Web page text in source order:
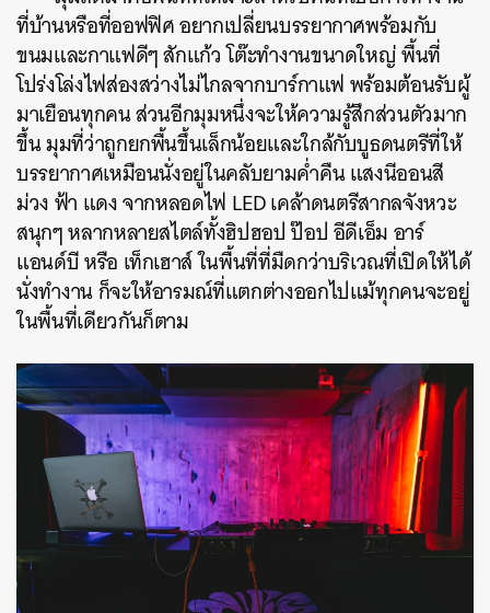
ที่บ้านหรือที่ออฟฟิศ อยากเปลี่ยนบรรยากาศพร้อมกับ
ขนมและกาแฟดีๆ สักแก้ว โต๊ะทำงานขนาดใหญ่ พื้นที่
โปร่งโล่งไฟส่องสว่างไม่ไกลจากบาร์กาแฟ พร้อมต้อนรับผู้
มาเยือนทุกคน ส่วนอีกมุมหนึ่งจะให้ความรู้สึกส่วนตัวมาก
ขึ้น มุมที่ว่าถูกยกพื้นขึ้นเล็กน้อยและใกล้กับบูธดนตรีที่ให้
บรรยากาศเหมือนนั่งอยู่ในคลับยามค่ำคืน แสงนีออนสี
ม่วง ฟ้า แดง จากหลอดไฟ LED เคล้าดนตรีสากลจังหวะ
สนุกๆ หลากหลายสไตล์ทั้งฮิปฮอป ป๊อป อีดีเอ็ม อาร์
แอนด์บี หรือ เท็กเฮาส์ ในพื้นที่ที่มืดกว่าบริเวณที่เปิดให้ได้
นั่งทำงาน ก็จะให้อารมณ์ที่แตกต่างออกไปแม้ทุกคนจะอยู่
ในพื้นที่เดียวกันก็ตาม